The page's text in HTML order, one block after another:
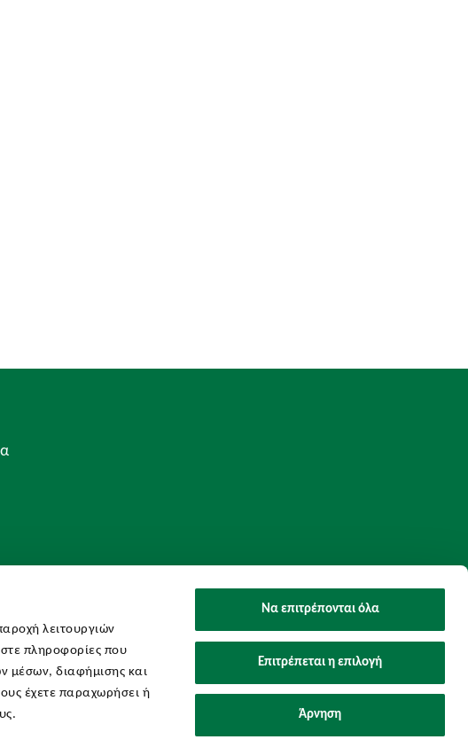
λειτουργιών
πληροφορίες που
μέσων, διαφήμισης και
έχετε παραχωρήσει ή
Να επιτρέπονται όλα
Επιτρέπεται η επιλογή
Άρνηση
UHY Axon Group © 2026 All Rights Reserved.
Threenitas.